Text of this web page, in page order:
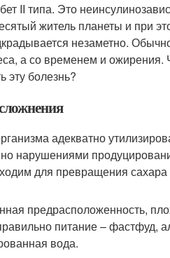
II типа. Это
житель планеты и при
незаметно.
а со временем и ожирения.
эту болезнь?
адекватно
нарушениями
для превращения
предрасположенность,
питание – фастфуд,
вода.